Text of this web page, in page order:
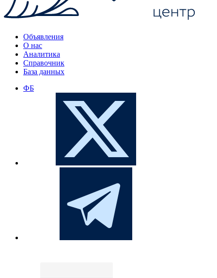
Объявления
О нас
Аналитика
Справочник
База данных
ФБ